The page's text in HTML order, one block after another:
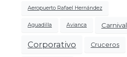
Aeropuerto Rafael Hernández
Aguadilla Avianca Carnival
Corporativo Cruceros